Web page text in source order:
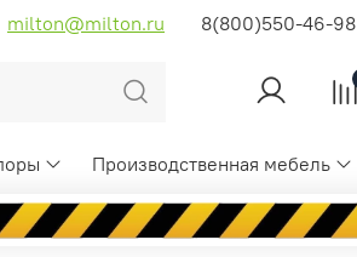
milton@milton.ru 8(800)550-46-98
Производственная мебель